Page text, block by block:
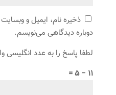
ذخیره نام، ایمیل و
دوباره دیدگاهی می‌نویسم.
لطفا پاسخ را به عدد انگلیسی
11 − 5 =